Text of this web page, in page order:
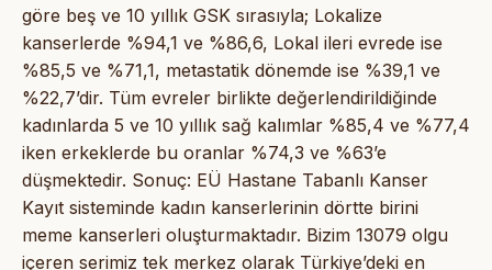
göre beş ve 10 yıllık GSK sırasıyla; Lokalize
kanserlerde %94,1 ve %86,6, Lokal ileri evrede ise
%85,5 ve %71,1, metastatik dönemde ise %39,1 ve
%22,7’dir. Tüm evreler birlikte değerlendirildiğinde
kadınlarda 5 ve 10 yıllık sağ kalımlar %85,4 ve %77,4
iken erkeklerde bu oranlar %74,3 ve %63’e
düşmektedir. Sonuç: EÜ Hastane Tabanlı Kanser
Kayıt sisteminde kadın kanserlerinin dörtte birini
meme kanserleri oluşturmaktadır. Bizim 13079 olgu
içeren serimiz tek merkez olarak Türkiye’deki en